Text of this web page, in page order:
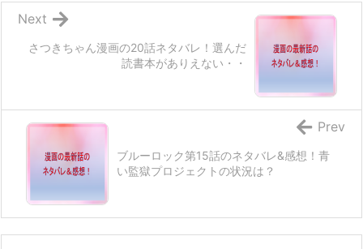
さつきちゃん漫画の20話ネタバレ！選んだ
読書本がありえない・・
Next
ブルーロック第15話のネタバレ&感想！青
い監獄プロジェクトの状況は？
Prev